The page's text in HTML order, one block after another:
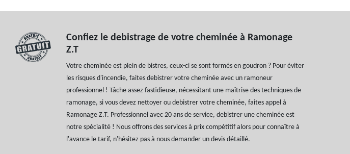
Confiez le debistrage de votre cheminée à Ramonage
Z.T
Votre cheminée est plein de bistres, ceux-ci se sont formés en goudron ? Pour éviter
les risques d'incendie, faites debistrer votre cheminée avec un ramoneur
professionnel ! Tâche assez fastidieuse, nécessitant une maîtrise des techniques de
ramonage, si vous devez nettoyer ou debistrer votre cheminée, faites appel à
Ramonage Z.T. Professionnel avec 20 ans de service, debistrer une cheminée est
notre spécialité ! Nous offrons des services à prix compétitif alors pour connaître à
l'avance le tarif, n'hésitez pas à nous demander un devis détaillé.